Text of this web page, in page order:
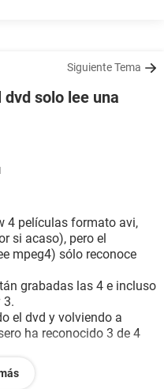
Siguiente Tema
solo lee una
4 películas formato avi,
si acaso), pero el
mpeg4) sólo reconoce
grabadas las 4 e incluso
3.
el dvd y volviendo a
ha reconocido 3 de 4
grabaciones informa de